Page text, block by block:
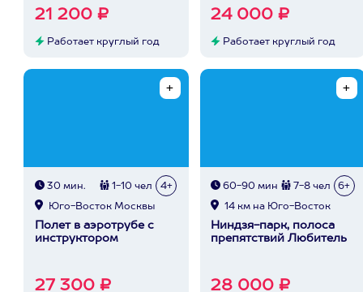
21 200 ₽
Работает круглый год
24 000 ₽
Работает круглый год
30 мин. 1-10 чел 4+
Юго-Восток Москвы
Полет в аэротрубе с
инструктором
27 300 ₽
60-90 мин 7-8 чел 6+
14 км на Юго-Восток
Ниндзя-парк, полоса
препятствий Любитель
28 000 ₽